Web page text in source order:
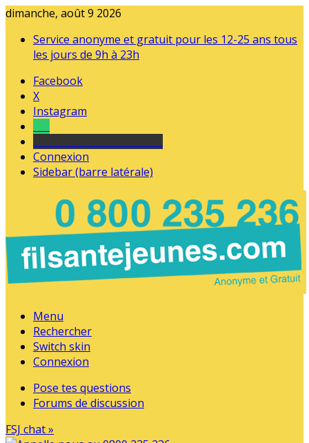
dimanche, août 9 2026
Service anonyme et gratuit pour les 12-25 ans tous
les jours de 9h à 23h
Facebook
X
Instagram
Connexion
Sidebar (barre latérale)
Menu
Rechercher
Switch skin
Connexion
Pose tes questions
Forums de discussion
FSJ chat »